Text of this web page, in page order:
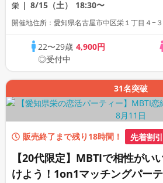
栄 8/15（土） 18:30〜
開催地住所：愛知県名古屋市中区栄１丁目４−３
22〜29歳4,900円
◎受付中
31名突破
販売終了まで残り18時間！ 先着割引
【20代限定】MBTIで相性がい
けよう！1on1マッチングパー